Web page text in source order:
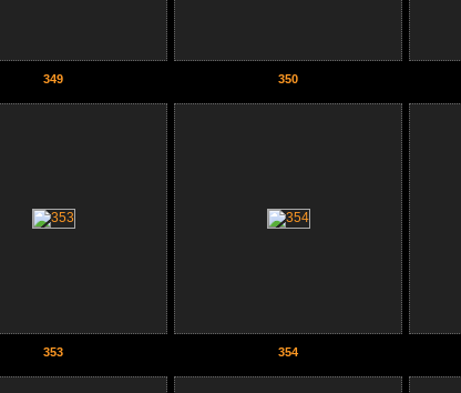
349 350
353 354